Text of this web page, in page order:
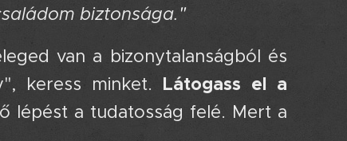
biztonsága."
van a bizonytalanságból és
keress minket. Látogass el a
lépést a tudatosság felé. Mert a